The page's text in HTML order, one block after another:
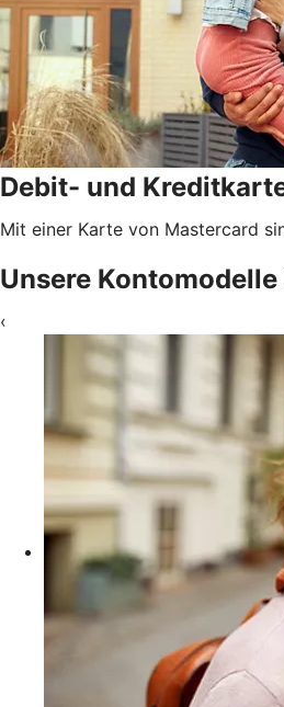
Debit- und
Mit einer Karte von Mastercard
Unsere
‹